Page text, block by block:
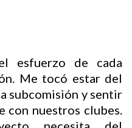
esfuerzo de cada
Me tocó estar del
subcomisión y sentir
con nuestros clubes.